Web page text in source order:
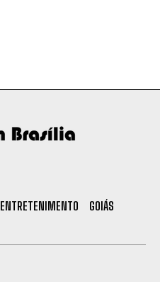
ENTRETENIMENTO
GOIÁS